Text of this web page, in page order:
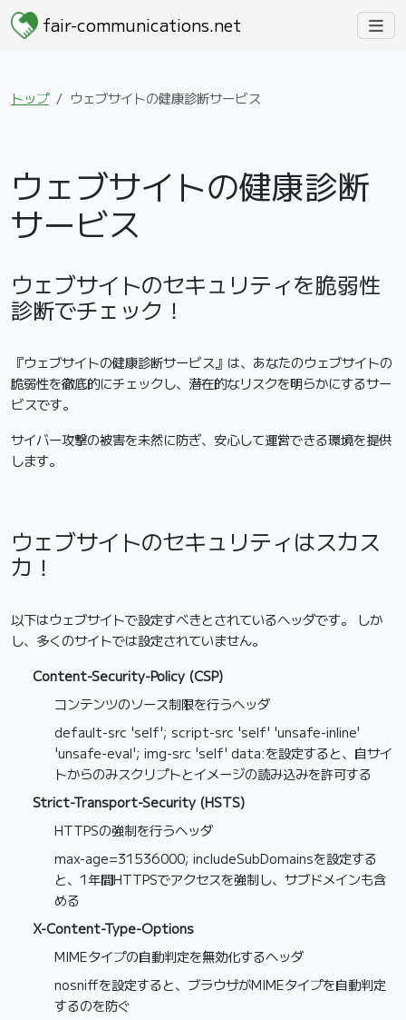
fair-communications.net
トップ ウェブサイトの健康診断サービス
ウェブサイトの健康診断
サービス
ウェブサイトのセキュリティを脆弱性
診断でチェック！
『ウェブサイトの健康診断サービス』は、あなたのウェブサイトの
脆弱性を徹底的にチェックし、潜在的なリスクを明らかにするサー
ビスです。
サイバー攻撃の被害を未然に防ぎ、安心して運営できる環境を提供
します。
ウェブサイトのセキュリティはスカス
カ！
以下はウェブサイトで設定すべきとされているヘッダです。 しか
し、多くのサイトでは設定されていません。
Content-Security-Policy (CSP)
コンテンツのソース制限を行うヘッダ
default-src 'self'; script-src 'self' 'unsafe-inline'
'unsafe-eval'; img-src 'self' data:を設定すると、自サイ
トからのみスクリプトとイメージの読み込みを許可する
Strict-Transport-Security (HSTS)
HTTPSの強制を行うヘッダ
max-age=31536000; includeSubDomainsを設定する
と、1年間HTTPSでアクセスを強制し、サブドメインも含
める
X-Content-Type-Options
MIMEタイプの自動判定を無効化するヘッダ
nosniffを設定すると、ブラウザがMIMEタイプを自動判定
するのを防ぐ